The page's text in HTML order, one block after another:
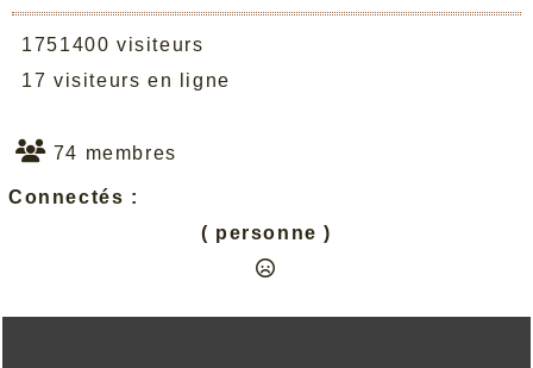
1751400 visiteurs
17 visiteurs en ligne
74 membres
Connectés :
( personne )